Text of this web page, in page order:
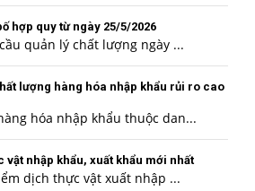
hợp quy từ ngày 25/5/2026
quản lý chất lượng ngày ...
lượng hàng hóa nhập khẩu rủi ro cao
hóa nhập khẩu thuộc dan...
vật nhập khẩu, xuất khẩu mới nhất
dịch thực vật xuất nhập ...